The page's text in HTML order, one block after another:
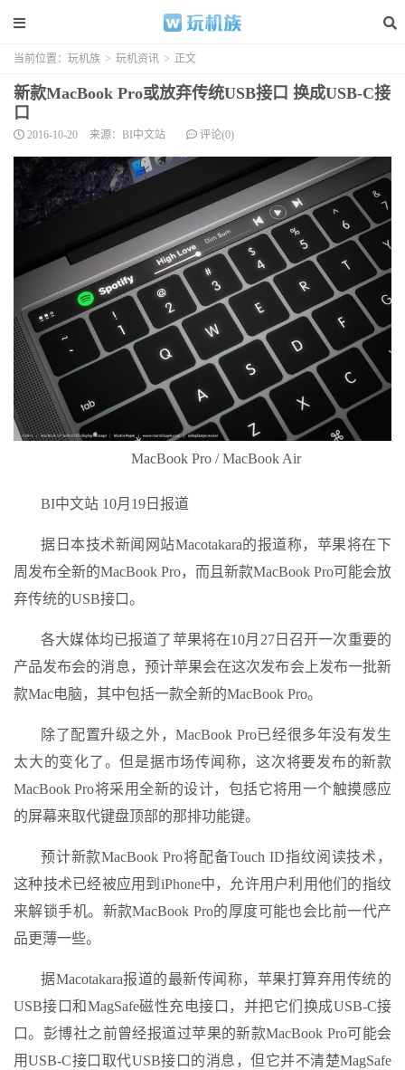
当前位置： 玩机族 > 玩机资讯 > 正文
新款MacBook Pro或放弃传统USB接口 换成USB-C接
口
2016-10-20 来源：BI中文站 评论(0)
MacBook Pro / MacBook Air
BI中文站 10月19日报道
据日本技术新闻网站Macotakara的报道称，苹果将在下
周发布全新的MacBook Pro，而且新款MacBook Pro可能会放
弃传统的USB接口。
各大媒体均已报道了苹果将在10月27日召开一次重要的
产品发布会的消息，预计苹果会在这次发布会上发布一批新
款Mac电脑，其中包括一款全新的MacBook Pro。
除了配置升级之外，MacBook Pro已经很多年没有发生
太大的变化了。但是据市场传闻称，这次将要发布的新款
MacBook Pro将采用全新的设计，包括它将用一个触摸感应
的屏幕来取代键盘顶部的那排功能键。
预计新款MacBook Pro将配备Touch ID指纹阅读技术，
这种技术已经被应用到iPhone中，允许用户利用他们的指纹
来解锁手机。新款MacBook Pro的厚度可能也会比前一代产
品更薄一些。
据Macotakara报道的最新传闻称，苹果打算弃用传统的
USB接口和MagSafe磁性充电接口，并把它们换成USB-C接
口。彭博社之前曾经报道过苹果的新款MacBook Pro可能会
用USB-C接口取代USB接口的消息，但它并不清楚MagSafe